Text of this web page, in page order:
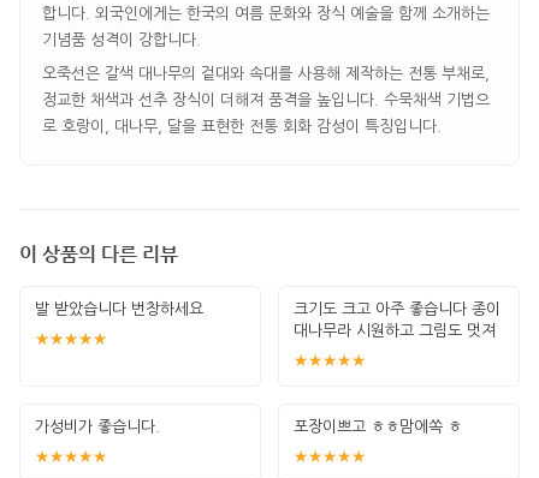
합니다. 외국인에게는 한국의 여름 문화와 장식 예술을 함께 소개하는
기념품 성격이 강합니다.
오죽선은 갈색 대나무의 겉대와 속대를 사용해 제작하는 전통 부채로,
정교한 채색과 선추 장식이 더해져 품격을 높입니다. 수묵채색 기법으
로 호랑이, 대나무, 달을 표현한 전통 회화 감성이 특징입니다.
이 상품의 다른 리뷰
발 받았습니다 번창하세요
★★★★★
크기도 크고 아주 좋습니다 종이
대나무라 시원하고 그림도 멋져
요
★★★★★
가성비가 좋습니다.
★★★★★
포장이쁘고 ㅎㅎ맘에쏙 ㅎ
★★★★★